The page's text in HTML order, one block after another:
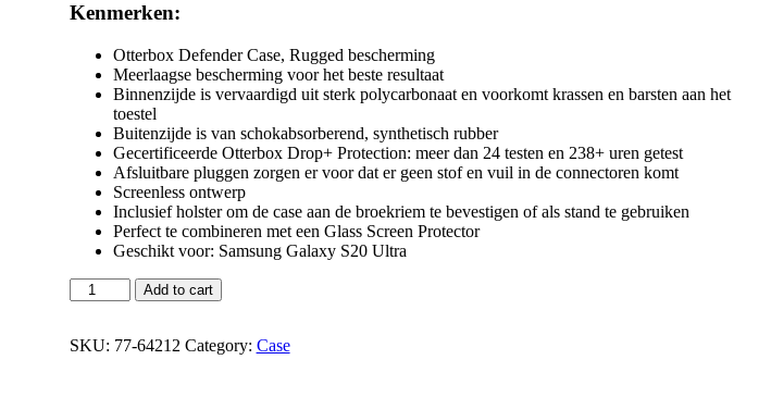
Kenmerken:
Otterbox Defender Case, Rugged bescherming
Meerlaagse bescherming voor het beste resultaat
Binnenzijde is vervaardigd uit sterk polycarbonaat en voorkomt krassen en barsten aan het
toestel
Buitenzijde is van schokabsorberend, synthetisch rubber
Gecertificeerde Otterbox Drop+ Protection: meer dan 24 testen en 238+ uren getest
Afsluitbare pluggen zorgen er voor dat er geen stof en vuil in de connectoren komt
Screenless ontwerp
Inclusief holster om de case aan de broekriem te bevestigen of als stand te gebruiken
Perfect te combineren met een Glass Screen Protector
Geschikt voor: Samsung Galaxy S20 Ultra
Add to cart
SKU: 77-64212 Category: Case